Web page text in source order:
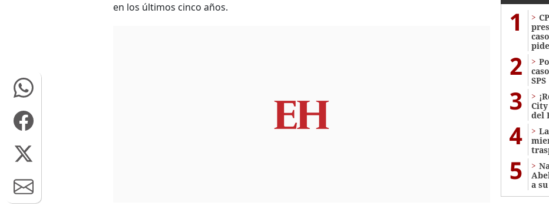
en los últimos cinco años.
1
2
SPS
3
del
4
5
a